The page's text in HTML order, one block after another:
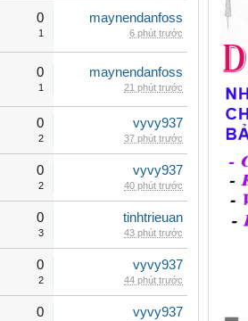
0
1
maynendanfoss
6 phút trước
0
1
maynendanfoss
21 phút trước
0
2
vyvy937
37 phút trước
0
2
vyvy937
40 phút trước
0
3
tinhtrieuan
43 phút trước
0
2
vyvy937
44 phút trước
0 vyvy937